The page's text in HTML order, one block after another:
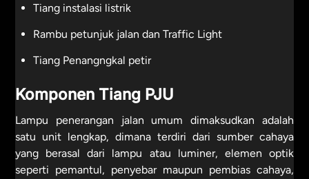
Tiang instalasi listrik
Rambu petunjuk jalan dan Traffic Light
Tiang Penangngkal petir
Komponen Tiang PJU
Lampu penerangan jalan umum dimaksudkan adalah
satu unit lengkap, dimana terdiri dari sumber cahaya
yang berasal dari lampu atau luminer, elemen optik
seperti pemantul, penyebar maupun pembias cahaya,